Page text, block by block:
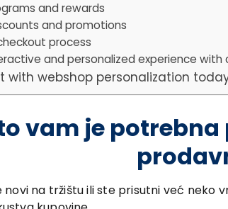
and rewards
and promotions
process
and personalized experience
with webshop personalization
vam je
novi na tržištu ili ste prisutni već